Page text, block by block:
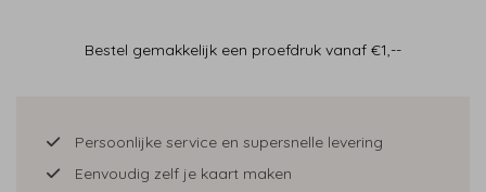
Bestel gemakkelijk een proefdruk vanaf €1,--
Persoonlijke service en supersnelle levering
Eenvoudig zelf je kaart maken